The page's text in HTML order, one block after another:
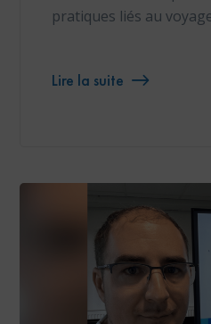
pratiques liés au
Lire la suite